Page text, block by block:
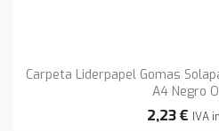
Carpeta Liderpapel Gomas
A4 Negro
2,23 € IVA